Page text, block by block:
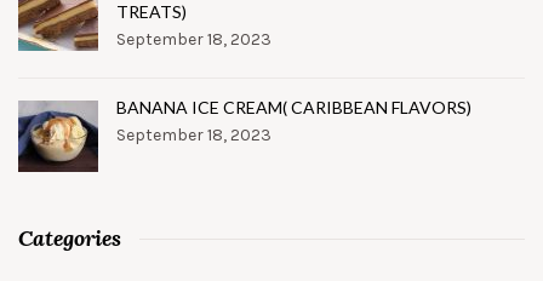
TREATS)
September 18, 2023
BANANA ICE CREAM( CARIBBEAN FLAVORS)
September 18, 2023
Categories